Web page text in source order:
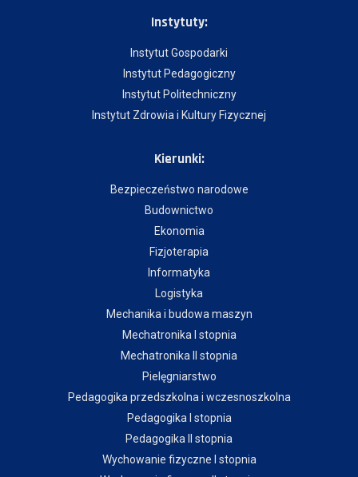
Instytuty:
Instytut Gospodarki
Instytut Pedagogiczny
Instytut Politechniczny
Instytut Zdrowia i Kultury Fizycznej
Kierunki:
Bezpieczeństwo narodowe
Budownictwo
Ekonomia
Fizjoterapia
Informatyka
Logistyka
Mechanika i budowa maszyn
Mechatronika I stopnia
Mechatronika II stopnia
Pielęgniarstwo
Pedagogika przedszkolna i wczesnoszkolna
Pedagogika I stopnia
Pedagogika II stopnia
Wychowanie fizyczne I stopnia